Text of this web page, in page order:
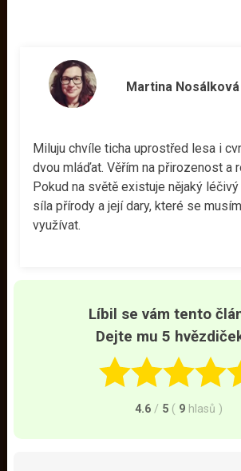
Martina Nosálková
Miluju chvíle ticha uprostřed lesa i
dvou mláďat. Věřím na přirozenost a
Pokud na světě existuje nějaký
síla přírody a její dary, které se
využívat.
Líbil se vám tento
Dejte mu 5
4.6 / 5 ( 9 hlasů )